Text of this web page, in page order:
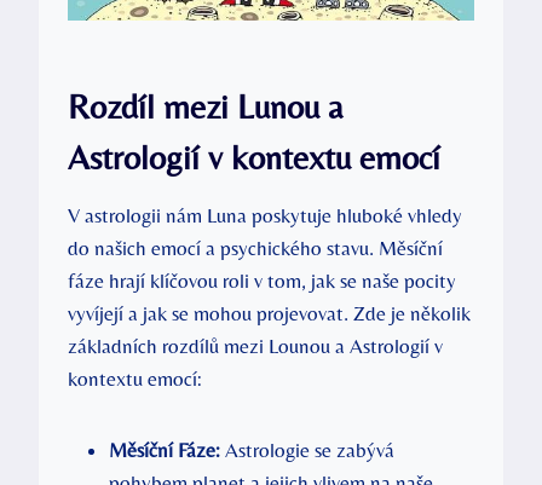
Rozdíl‌ mezi‍ Lunou a‌
Astrologií v kontextu ⁣emocí
V astrologii nám Luna poskytuje ⁤hluboké vhledy
do⁣ našich⁣ emocí‌ a psychického stavu. Měsíční
fáze hrají klíčovou roli v tom, jak se⁣ naše pocity⁢
vyvíjejí ​a jak se​ mohou projevovat. Zde je několik⁣
základních rozdílů ​mezi Lounou a Astrologií v
kontextu emocí:
Měsíční Fáze: Astrologie se⁣ zabývá⁢